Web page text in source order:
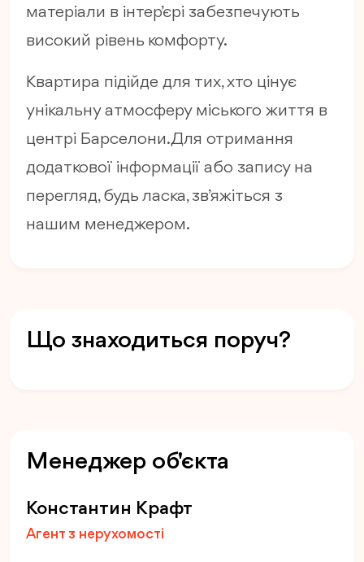
матеріали в інтер’єрі забезпечують
високий рівень комфорту.
Квартира підійде для тих, хто цінує
унікальну атмосферу міського життя в
центрі Барселони. Для отримання
додаткової інформації або запису на
перегляд, будь ласка, зв’яжіться з
нашим менеджером.
Що знаходиться поруч?
Менеджер об'єкта
Константин Крафт
Агент з нерухомості